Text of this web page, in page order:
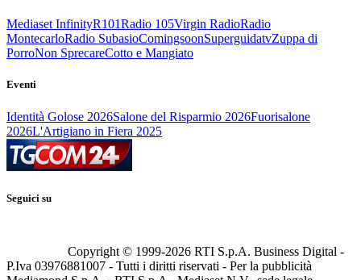
Mediaset InfinityR101Radio 105Virgin RadioRadio
MontecarloRadio SubasioComingsoonSuperguidatvZuppa di
PorroNon SprecareCotto e Mangiato
Eventi
Identità Golose 2026Salone del Risparmio 2026Fuorisalone
2026L'Artigiano in Fiera 2025
Seguici su
Copyright © 1999-2026 RTI S.p.A. Business Digital -
P.Iva 03976881007 - Tutti i diritti riservati - Per la pubblicità